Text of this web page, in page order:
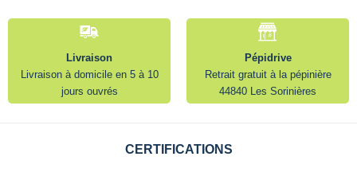
Livraison
Livraison à domicile en 5 à 10
jours ouvrés
Pépidrive
Retrait gratuit à la pépinière
44840 Les Sorinières
CERTIFICATIONS